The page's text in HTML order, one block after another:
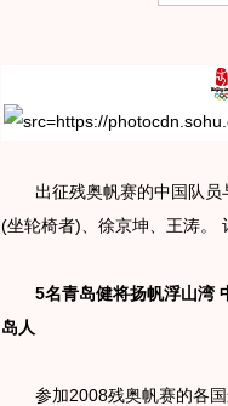
出征残奥帆赛的中国队员
(坐轮椅者)、徐京坤、王涛。
5名青岛健将扬帆浮山湾 中
岛人
参加2008残奥帆赛的各国